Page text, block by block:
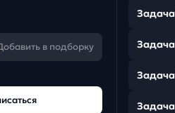
в подборку
Задача